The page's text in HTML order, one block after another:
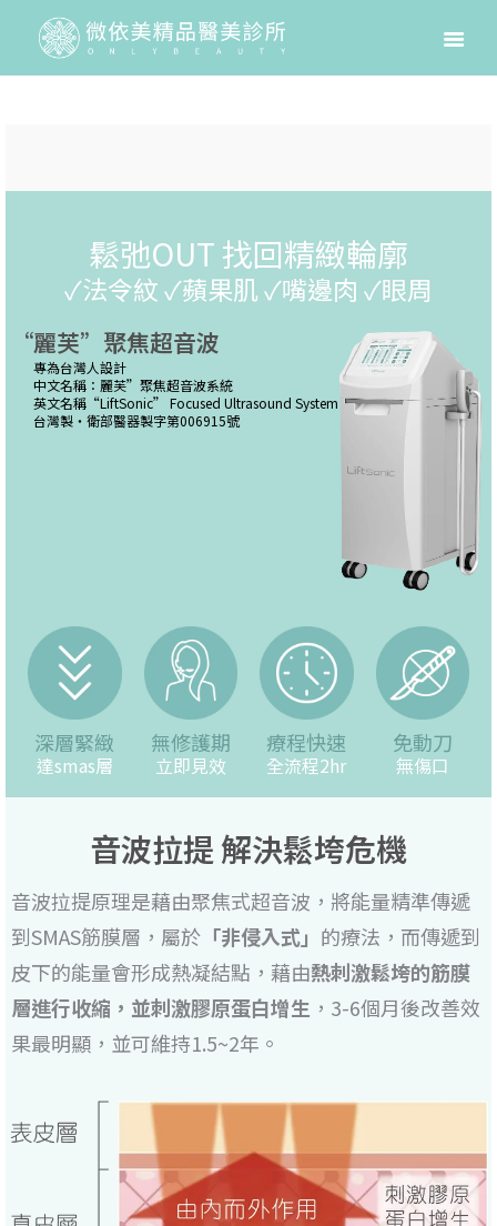
鬆弛OUT 找回精緻輪廓
✓法令紋 ✓蘋果肌 ✓嘴邊肉 ✓眼周
“麗芙”聚焦超音波
專為台灣人設計
中文名稱：麗芙”聚焦超音波系統
英文名稱“LiftSonic” Focused Ultrasound System
台灣製・衛部醫器製字第006915號
深層緊緻
達smas層
無修護期
立即見效
療程快速
全流程2hr
免動刀
無傷口
音波拉提 解決鬆垮危機
音波拉提原理是藉由聚焦式超音波，將能量精準傳遞
到SMAS筋膜層，屬於 「非侵入式」 的療法，而傳遞到
皮下的能量會形成熱凝結點，藉由熱刺激鬆垮的筋膜
層進行收縮，並刺激膠原蛋白增生 ，3-6個月後改善效
果最明顯，並可維持1.5~2年。